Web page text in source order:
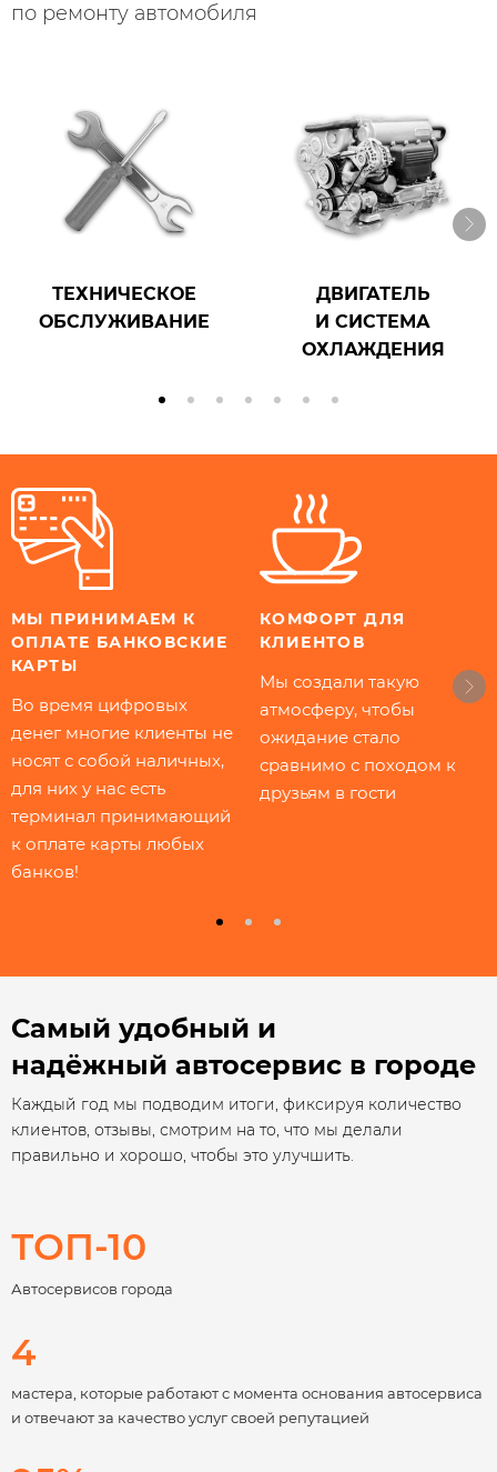
по ремонту автомобиля
ТЕХНИЧЕСКОЕ
ОБСЛУЖИВАНИЕ
ДВИГАТЕЛЬ
И СИСТЕМА
ОХЛАЖДЕНИЯ
МЫ ПРИНИМАЕМ К
ОПЛАТЕ БАНКОВСКИЕ
КАРТЫ​​
Во время цифровых
денег многие клиенты не
носят с собой наличных,
для них у нас есть
терминал принимающий
к оплате карты любых
банков!
КОМФОРТ ДЛЯ
КЛИЕНТОВ​
Мы создали такую
атмосферу, чтобы
ожидание стало
сравнимо с походом к
друзьям в гости
Самый удобный и
надёжный автосервис в городе
Каждый год мы подводим итоги, фиксируя количество
клиентов, отзывы, смотрим на то, что мы делали
правильно и хорошо, чтобы это улучшить.
ТОП-10
Автосервисов города
4
мастера, которые работают с момента основания автосервиса
и отвечают за качество услуг своей репутацией